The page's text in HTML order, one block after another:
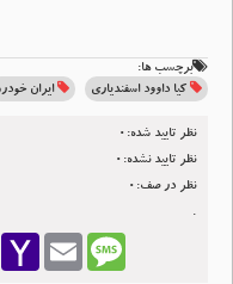
برچسب ها:
کیا داوود اسفندیاری
ایران خودرو
نظر تایید شده:0
نظر تایید نشده:0
نظر در صف:0
Yahoo
Email Message